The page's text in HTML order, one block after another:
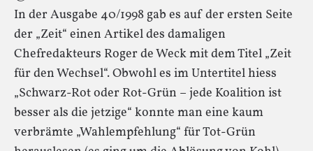
In der Ausgabe 40/1998 gab es auf der ersten Seite
der „Zeit“ einen Artikel des damaligen
Chefredakteurs Roger de Weck mit dem Titel „Zeit
für den Wechsel“. Obwohl es im Untertitel hiess
„Schwarz-Rot oder Rot-Grün – jede Koalition ist
besser als die jetzige“ konnte man eine kaum
verbrämte „Wahlempfehlung“ für Tot-Grün